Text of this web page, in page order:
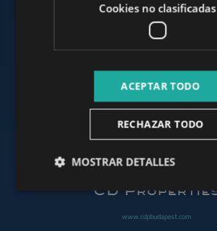
www.budapestluxuryapartments.hu
www.budapestoffices.net
www.cdpbudapest.com
Cookies no clasificadas
ACEPTAR TODO
RECHAZAR TODO
MOSTRAR DETALLES